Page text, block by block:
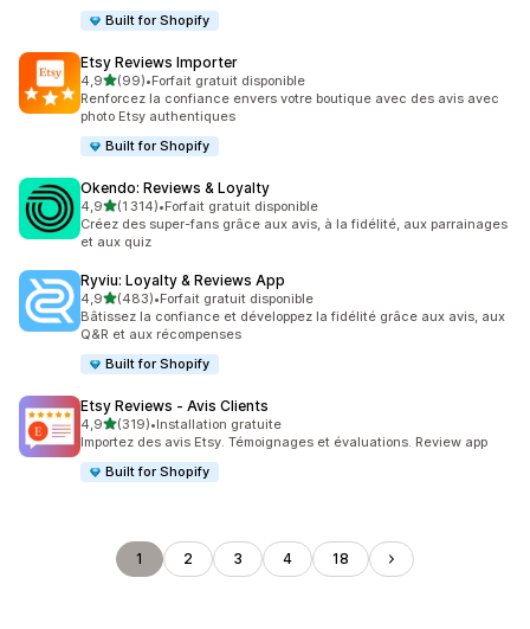
Built for Shopify
Etsy Reviews Importer
4,9étoile(s) sur 5
(99)
99 avis au total
•Forfait gratuit disponible
Renforcez la confiance envers votre boutique avec des avis avec
photo Etsy authentiques
Built for Shopify
Okendo: Reviews & Loyalty
4,9étoile(s) sur 5
(1 314)
1314 avis au total
•Forfait gratuit disponible
Créez des super-fans grâce aux avis, à la fidélité, aux parrainages
et aux quiz
Ryviu: Loyalty & Reviews App
4,9étoile(s) sur 5
(483)
483 avis au total
•Forfait gratuit disponible
Bâtissez la confiance et développez la fidélité grâce aux avis, aux
Q&R et aux récompenses
Built for Shopify
Etsy Reviews ‑ Avis Clients
4,9étoile(s) sur 5
(319)
319 avis au total
•Installation gratuite
Importez des avis Etsy. Témoignages et évaluations. Review app
Built for Shopify
1 2 3 4 18